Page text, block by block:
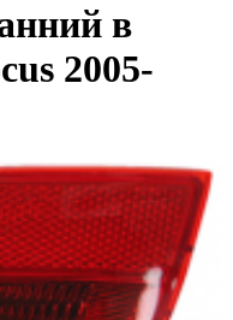
в
2005-